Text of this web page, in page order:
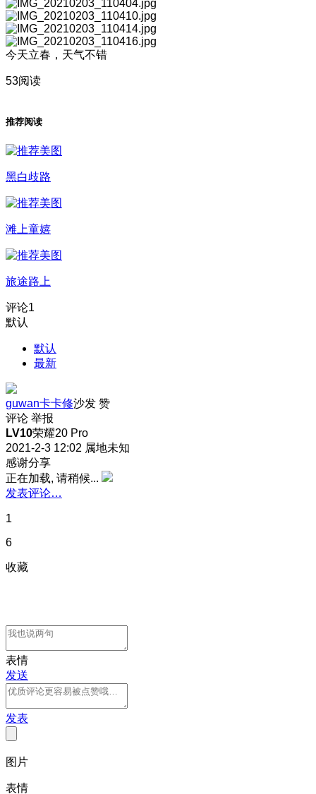
今天立春，天气不错
53阅读
推荐阅读
黑白歧路
滩上童嬉
旅途路上
评论1
默认
默认
最新
guwan卡卡修沙发 赞
评论 举报
LV10荣耀20 Pro
2021-2-3 12:02 属地未知
感谢分享
正在加载, 请稍候...
发表评论…
1
6
收藏
表情
发送
发表
图片
表情